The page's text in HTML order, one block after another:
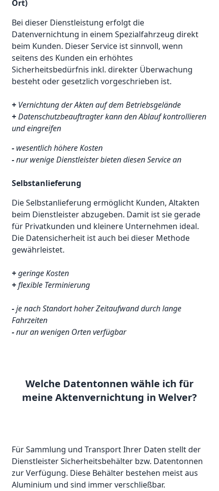
Ort)
Bei dieser Dienstleistung erfolgt die
Datenvernichtung in einem Spezialfahrzeug direkt
beim Kunden. Dieser Service ist sinnvoll, wenn
seitens des Kunden ein erhöhtes
Sicherheitsbedürfnis inkl. direkter Überwachung
besteht oder gesetzlich vorgeschrieben ist.
+ Vernichtung der Akten auf dem Betriebsgelände
+Datenschutzbeauftragter kann den Ablauf kontrollieren
und eingreifen
- wesentlich höhere Kosten
-nur wenige Dienstleister bieten diesen Service an
Selbstanlieferung
Die Selbstanlieferung ermöglicht Kunden, Altakten
beim Dienstleister abzugeben. Damit ist sie gerade
für Privatkunden und kleinere Unternehmen ideal.
Die Datensicherheit ist auch bei dieser Methode
gewährleistet.
+geringe Kosten
+flexible Terminierung
-je nach Standort hoher Zeitaufwand durch lange
Fahrzeiten
-nur an wenigen Orten verfügbar
Welche Datentonnen wähle ich für
meine Aktenvernichtung in Welver?
Für Sammlung und Transport Ihrer Daten stellt der
Dienstleister Sicherheitsbehälter bzw. Datentonnen
zur Verfügung. Diese Behälter bestehen meist aus
Aluminium und sind immer verschließbar.